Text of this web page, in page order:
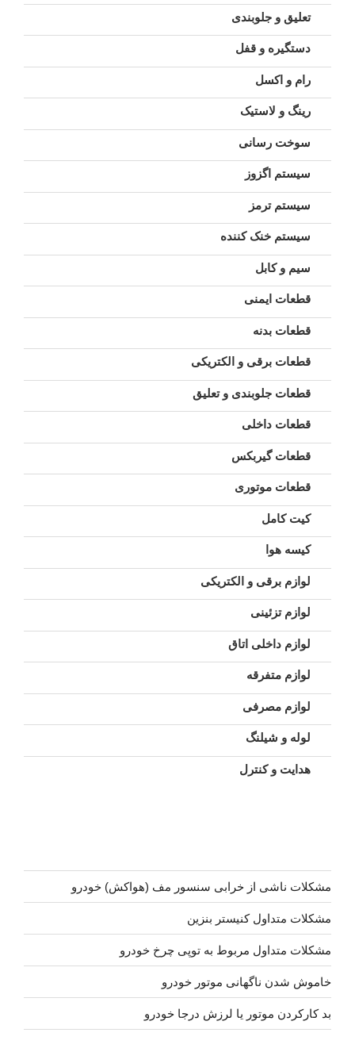
تعلیق و جلوبندی
دستگیره و قفل
رام و اکسل
رینگ و لاستیک
سوخت رسانی
سیستم اگزوز
سیستم ترمز
سیستم خنک کننده
سیم و کابل
قطعات ایمنی
قطعات بدنه
قطعات برقی و الکتریکی
قطعات جلوبندی و تعلیق
قطعات داخلی
قطعات گیربکس
قطعات موتوری
کیت کامل
کیسه هوا
لوازم برقی و الکتریکی
لوازم تزئینی
لوازم داخلی اتاق
لوازم متفرقه
لوازم مصرفی
لوله و شیلنگ
هدایت و کنترل
مشکلات ناشی از خرابی سنسور مف (هواکش) خودرو
مشکلات متداول کنیستر بنزین
مشکلات متداول مربوط به توپی چرخ خودرو
خاموش شدن ناگهانی موتور خودرو
بد کارکردن موتور یا لرزش درجا خودرو